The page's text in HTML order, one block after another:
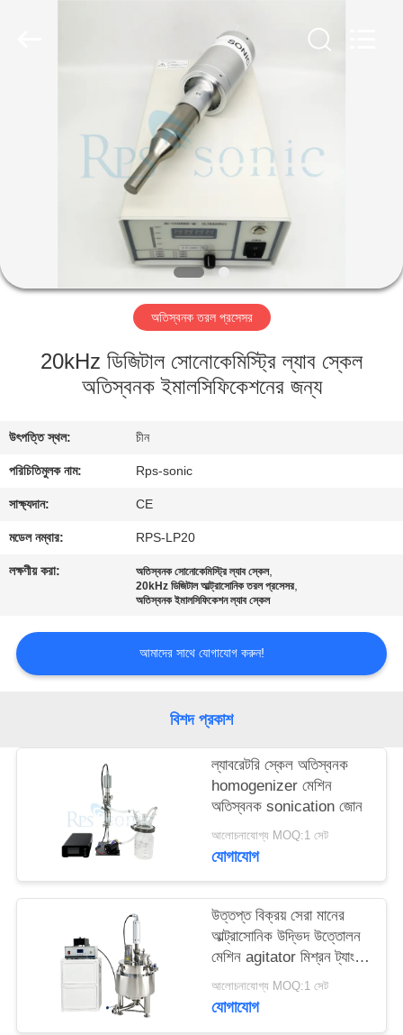
কারখানা
যোগাযোগ
করুন
খবর
সাইট
অতিস্বনক তরল প্রসেসর
20kHz ডিজিটাল সোনোকেমিস্ট্রি ল্যাব স্কেল
অতিস্বনক ইমালসিফিকেশনের জন্য
উৎপত্তি স্থল: চীন
পরিচিতিমুলক নাম: Rps-sonic
সাক্ষ্যদান: CE
মডেল নম্বার: RPS-LP20
লক্ষণীয় করা: অতিস্বনক সোনোকেমিস্ট্রি ল্যাব স্কেল,
20kHz ডিজিটাল আল্ট্রাসোনিক তরল প্রসেসর,
অতিস্বনক ইমালসিফিকেশন ল্যাব স্কেল
আমাদের সাথে যোগাযোগ করুন!
বিশদ প্রকাশ
ল্যাবরেটরি স্কেল অতিস্বনক
homogenizer মেশিন
অতিস্বনক sonication জোন
আলোচনাযোগ্য MOQ:1 সেট
যোগাযোগ
উত্তপ্ত বিক্রয় সেরা মানের
আল্ট্রাসোনিক উদ্ভিদ উত্তোলন
মেশিন agitator মিশ্রন ট্যাংক
আলোচনাযোগ্য MOQ:1 সেট
যোগাযোগ